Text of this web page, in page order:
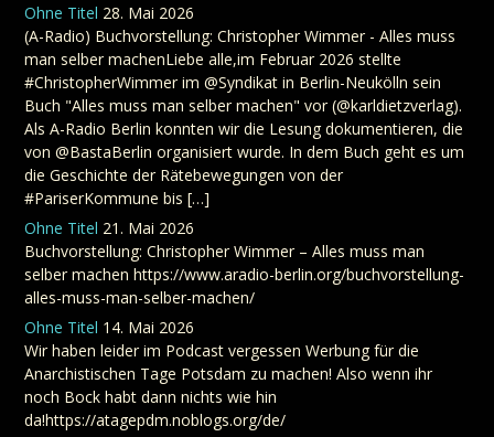
Ohne Titel 28. Mai 2026
(A-Radio) Buchvorstellung: Christopher Wimmer - Alles muss
man selber machenLiebe alle,im Februar 2026 stellte
#ChristopherWimmer im @Syndikat in Berlin-Neukölln sein
Buch "Alles muss man selber machen" vor (@karldietzverlag).
Als A-Radio Berlin konnten wir die Lesung dokumentieren, die
von @BastaBerlin organisiert wurde. In dem Buch geht es um
die Geschichte der Rätebewegungen von der
#PariserKommune bis […]
Ohne Titel 21. Mai 2026
Buchvorstellung: Christopher Wimmer – Alles muss man
selber machen https://www.aradio-berlin.org/buchvorstellung-
alles-muss-man-selber-machen/
Ohne Titel 14. Mai 2026
Wir haben leider im Podcast vergessen Werbung für die
Anarchistischen Tage Potsdam zu machen! Also wenn ihr
noch Bock habt dann nichts wie hin
da!https://atagepdm.noblogs.org/de/